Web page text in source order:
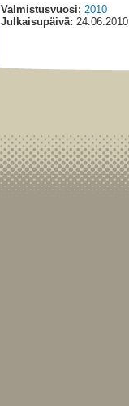
Valmistusvuosi: 2010
Julkaisupäivä: 24.06.2010